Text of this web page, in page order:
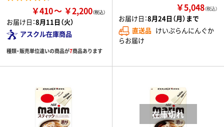
￥410 ￥2,200
お届け日：8月11日（火）
アスクル在庫商品
種類・販売単位違いの商品が7商品あります
￥5,048（税込）
お届け日：8月24日（月）まで
直送品 けいぷらんにんぐか
らお届け